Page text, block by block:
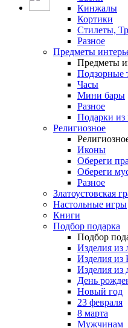
Кинжалы
Кортики
Стилеты,
Разное
Предметы
Предметы
Подзорные
Часы
Мини бары
Разное
Подарки из
Религиозное
Иконы
Обереги
Обереги
Разное
Златоустовская
Настольные игры
Книги
Подбор подарка
Подбор
Изделия из
Изделия из
Изделия из
День
Новый год
23 февраля
8 марта
Мужчинам